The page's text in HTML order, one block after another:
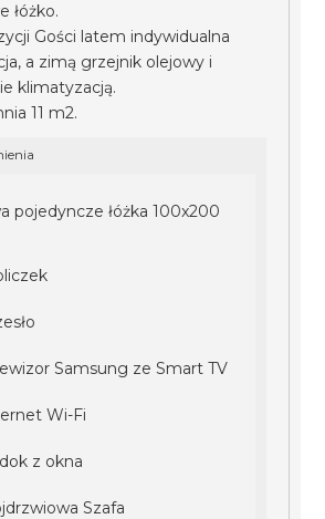
łóżko.
Gości latem indywidualna
a zimą grzejnik olejowy i
klimatyzacją.
11 m2.
pojedyncze łóżka 100x200
Samsung ze Smart TV
Wi-Fi
z okna
Szafa